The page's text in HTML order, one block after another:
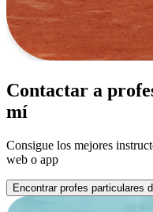
Contactar a
mí
Consigue los mejores
web o app
Encontrar profes particulares